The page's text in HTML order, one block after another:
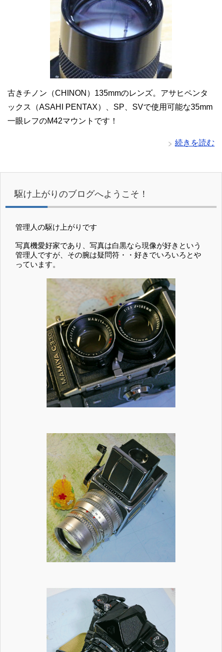
古きチノン（CHINON）135mmのレンズ。アサヒペンタ
ックス（ASAHI PENTAX）、SP、SVで使用可能な35mm
一眼レフのM42マウントです！
続きを読む
駆け上がりのブログへようこそ！
管理人の駆け上がりです
写真機愛好家であり、写真は白黒なら現像が好きという
管理人ですが、その腕は疑問符・・好きでいろいろとや
っています。